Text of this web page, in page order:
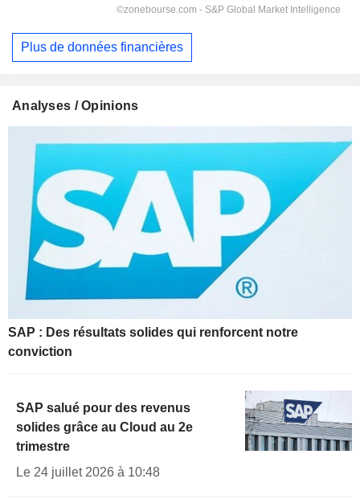
Plus de données financières
Analyses / Opinions
SAP : Des résultats solides qui renforcent notre
conviction
SAP salué pour des revenus
solides grâce au Cloud au 2e
trimestre
Le 24 juillet 2026 à 10:48